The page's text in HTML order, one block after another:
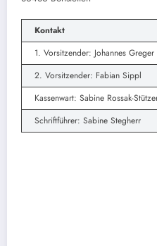
Kontakt
1. Vorsitzender: Johannes Greger
2. Vorsitzender: Fabian Sippl
Kassenwart: Sabine Rossak-
Schriftführer: Sabine Stegherr